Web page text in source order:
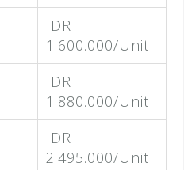
IDR
1.600.000/Unit
IDR
1.880.000/Unit
IDR
2.495.000/Unit